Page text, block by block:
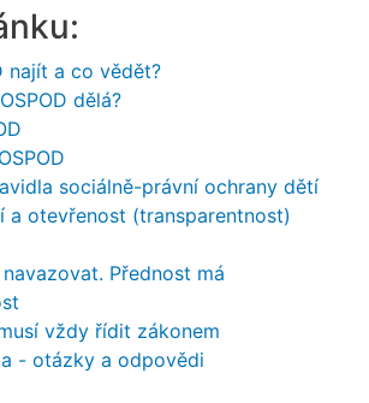
najít a co vědět?
dělá?
sociálně-právní ochrany dětí
a otevřenost (transparentnost)
Přednost má
vždy řídit zákonem
- otázky a odpovědi